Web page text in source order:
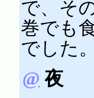
で、そ
巻でも
でした
@ 夜